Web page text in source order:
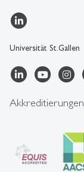
Universität St.Gallen
Akkreditierungen